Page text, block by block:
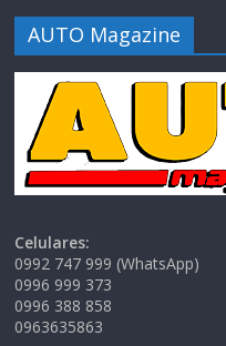
AUTO Magazine
Celulares:
0992 747 999 (WhatsApp)
0996 999 373
0996 388 858
0963635863